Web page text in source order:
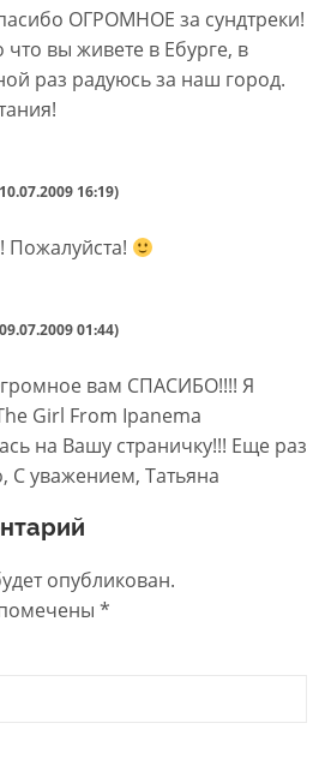
ОГРОМНОЕ за сундтреки!
что вы живете в Ебурге, в
раз радуюсь за наш город.
16:19)
Пожалуйста!
01:44)
вам СПАСИБО!!!! Я
Girl From Ipanema
на Вашу страничку!!! Еще раз
С уважением, Татьяна
опубликован.
*